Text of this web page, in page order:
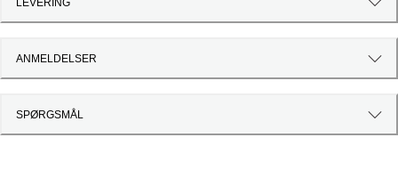
ANMELDELSER
SPØRGSMÅL